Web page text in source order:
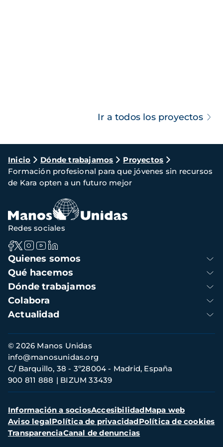
Ir a todos los proyectos
Ruta
de
navegación
Inicio Dónde trabajamos
Proyectos
Formación profesional para que jóvenes sin recursos
de Kara opten a un futuro mejor
Navegación
principal
Quienes somos
Qué hacemos
Dónde trabajamos
Colabora
Actualidad
Redes sociales
Información
de
contacto
© 2026 Manos Unidas
C/ Barquillo, 38 - 3º28004 - Madrid, España
900 811 888
BIZUM 33439
info@manosunidas.org
Menú
secundario
Información a sociosAccesibilidadMapa web
Aviso legalPolítica de privacidadPolítica de cookies
TransparenciaCanal de denuncias